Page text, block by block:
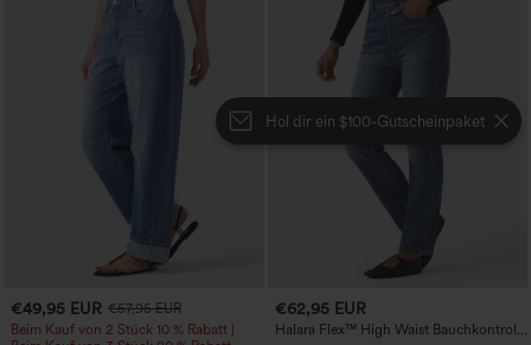
Hol dir ein $100-Gutscheinpaket
€49,95 EUR €57,95 EUR
Beim Kauf von 2 Stück 10 % Rabatt |
€62,95 EUR
Halara Flex™ High Waist Bauchkontroll-